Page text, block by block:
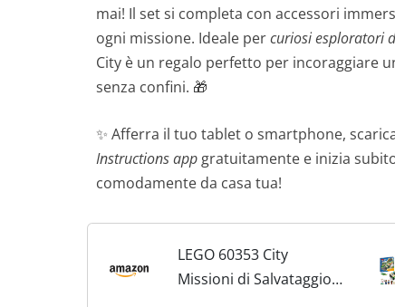
mai! Il set si completa con accessori
ogni missione. Ideale percuriosi esploratori
City è un regalo perfetto per incoraggiare
senza confini. 🎁
✨ Afferra il tuo tablet o smartphone,
Instructions appgratuitamente e inizia
comodamente da casa tua!
LEGO 60353 City
Missioni di Salvataggio